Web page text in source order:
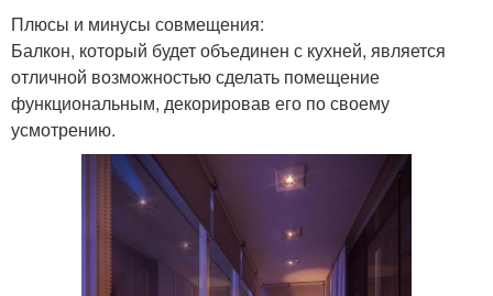
Плюсы и минусы совмещения:
Балкон, который будет объединен с кухней, является
отличной возможностью сделать помещение
функциональным, декорировав его по своему
усмотрению.